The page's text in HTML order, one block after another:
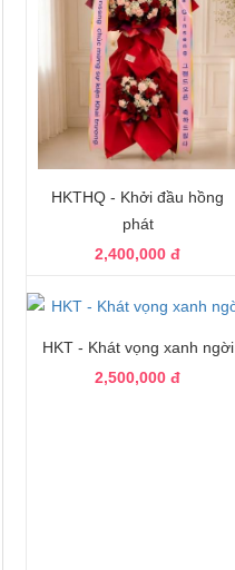
HKTHQ - Khởi đầu hồng
phát
2,400,000 đ
HKT - Khát vọng xanh ngời
2,500,000 đ